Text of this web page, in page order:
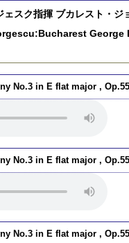
ェスク指揮 ブカレスト・
No.3 in E flat major ,
No.3 in E flat major ,
No.3 in E flat major ,